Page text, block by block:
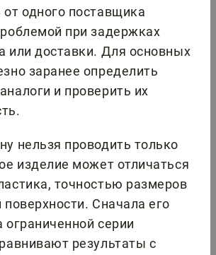
одного поставщика
при задержках
или доставки. Для основных
заранее определить
и проверить их
нельзя проводить только
изделие может отличаться
точностью размеров
поверхности. Сначала его
ограниченной серии
результаты с